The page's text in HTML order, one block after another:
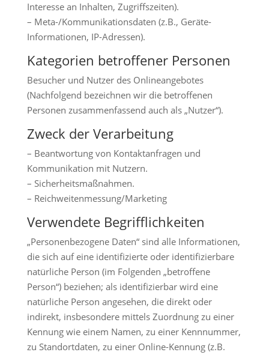
Interesse an Inhalten, Zugriffszeiten).
– Meta-/Kommunikationsdaten (z.B., Geräte-
Informationen, IP-Adressen).
Kategorien betroffener Personen
Besucher und Nutzer des Onlineangebotes
(Nachfolgend bezeichnen wir die betroffenen
Personen zusammenfassend auch als „Nutzer“).
Zweck der Verarbeitung
– Beantwortung von Kontaktanfragen und
Kommunikation mit Nutzern.
– Sicherheitsmaßnahmen.
– Reichweitenmessung/Marketing
Verwendete Begrifflichkeiten
„Personenbezogene Daten“ sind alle Informationen,
die sich auf eine identifizierte oder identifizierbare
natürliche Person (im Folgenden „betroffene
Person“) beziehen; als identifizierbar wird eine
natürliche Person angesehen, die direkt oder
indirekt, insbesondere mittels Zuordnung zu einer
Kennung wie einem Namen, zu einer Kennnummer,
zu Standortdaten, zu einer Online-Kennung (z.B.